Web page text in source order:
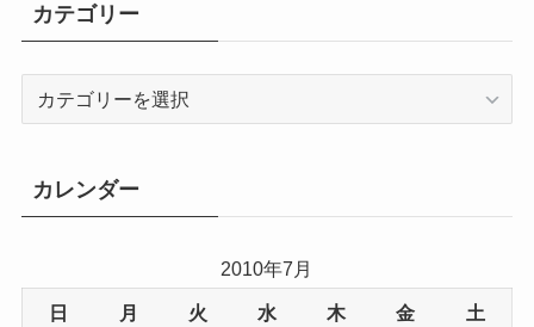
カテゴリー
ー
カレンダー
2010年7月
日 月 火 水 木 金 土